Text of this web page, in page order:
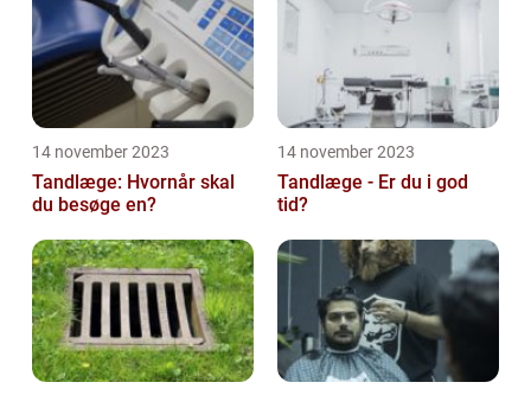
14 november 2023
Tandlæge: Hvornår skal
du besøge en?
14 november 2023
Tandlæge - Er du i god
tid?